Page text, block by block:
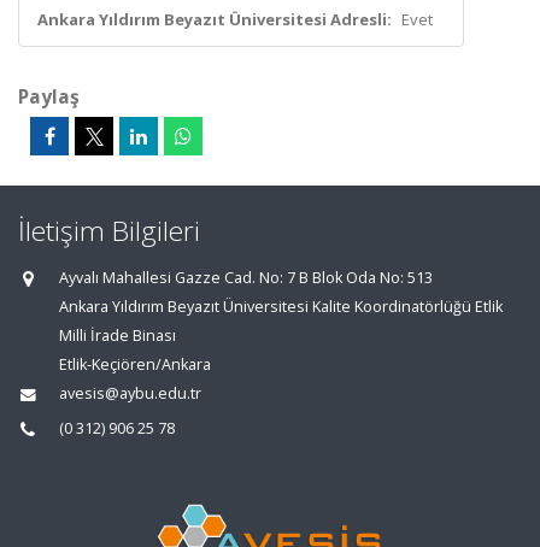
Ankara Yıldırım Beyazıt Üniversitesi Adresli: Evet
Paylaş
İletişim Bilgileri
Ayvalı Mahallesi Gazze Cad. No: 7 B Blok Oda No: 513
Ankara Yıldırım Beyazıt Üniversitesi Kalite Koordinatörlüğü Etlik
Milli İrade Binası
Etlik-Keçiören/Ankara
avesis@aybu.edu.tr
(0 312) 906 25 78